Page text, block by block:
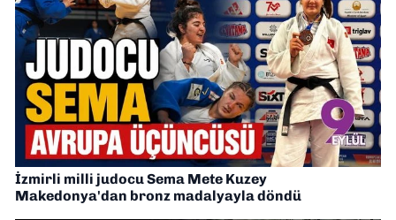
İzmirli milli judocu Sema Mete Kuzey
Makedonya'dan bronz madalyayla döndü